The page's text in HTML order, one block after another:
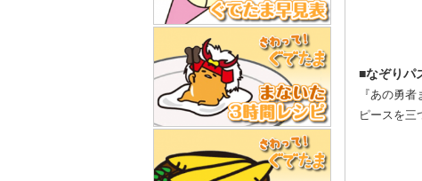
■なぞりパ
『あの勇
ピースを三